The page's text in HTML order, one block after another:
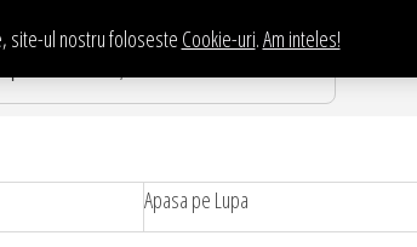
site-ul nostru foloseste Cookie-uri.Am inteles!
eHuse.ro
Apasa pe Lupa